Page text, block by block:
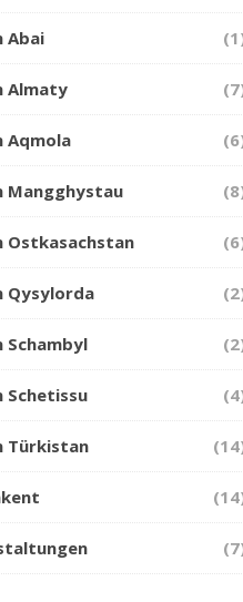
Abai
Almaty
Aqmola
Mangghystau
Ostkasachstan
Qysylorda
Schambyl
Schetissu
Türkistan